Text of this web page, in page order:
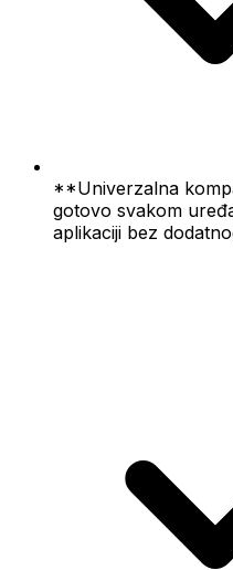
**Univerzalna
gotovo svakom
aplikaciji bez